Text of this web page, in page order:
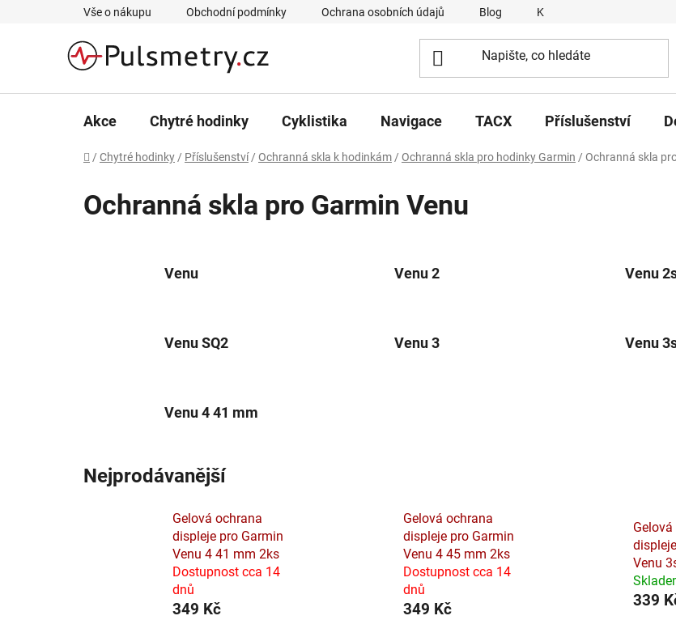
Vše o nákupu Obchodní podmínky Ochrana osobních údajů Blog Kontakty
Akce Chytré hodinky Cyklistika Navigace TACX Příslušenství
Domů
/ Chytré hodinky / Příslušenství / Ochranná skla k hodinkám / Ochranná skla pro hodinky Garmin / Ochranná skla
Ochranná skla pro Garmin Venu
Venu Venu 2 Venu
Venu SQ2 Venu 3 Venu
Venu 4 41 mm
Nejprodávanější
Gelová ochrana
displeje pro Garmin
Venu 4 41 mm 2ks
Dostupnost cca 14
dnů
349 Kč
Gelová ochrana
displeje pro Garmin
Venu 4 45 mm 2ks
Dostupnost cca 14
dnů
349 Kč
Venu
339